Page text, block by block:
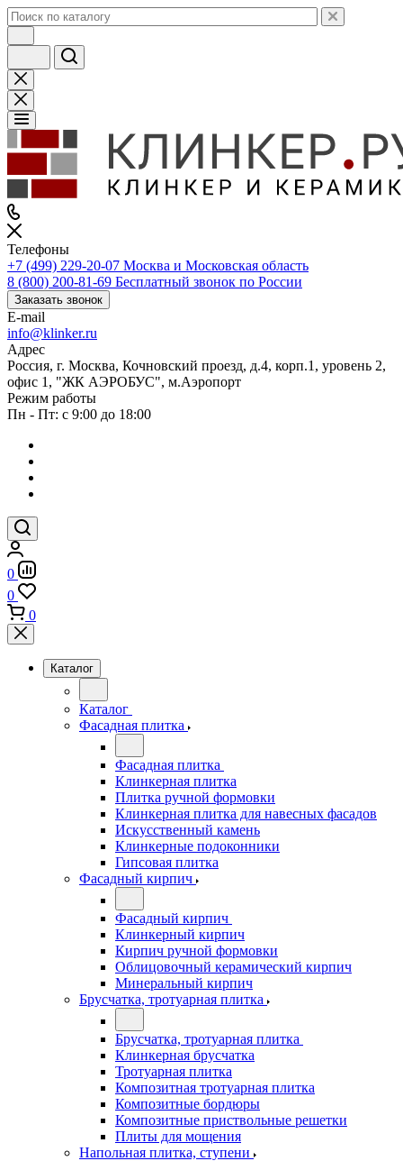
Телефоны
+7 (499) 229-20-07 Москва и Московская область
8 (800) 200-81-69 Бесплатный звонок по России
Заказать звонок
E-mail
info@klinker.ru
Адрес
Россия, г. Москва, Кочновский проезд, д.4, корп.1, уровень 2,
офис 1, "ЖК АЭРОБУС", м.Аэропорт
Режим работы
Пн - Пт: с 9:00 до 18:00
0
0
0
Каталог
Каталог
Фасадная плитка
Фасадная плитка
Клинкерная плитка
Плитка ручной формовки
Клинкерная плитка для навесных фасадов
Искусственный камень
Клинкерные подоконники
Гипсовая плитка
Фасадный кирпич
Фасадный кирпич
Клинкерный кирпич
Кирпич ручной формовки
Облицовочный керамический кирпич
Минеральный кирпич
Брусчатка, тротуарная плитка
Брусчатка, тротуарная плитка
Клинкерная брусчатка
Тротуарная плитка
Композитная тротуарная плитка
Композитные бордюры
Композитные приствольные решетки
Плиты для мощения
Напольная плитка, ступени